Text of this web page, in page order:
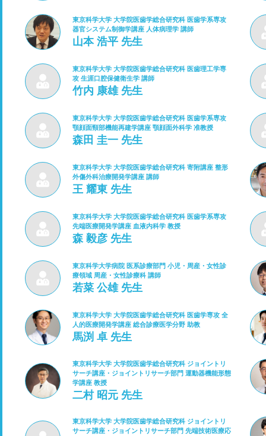
東京科学大学 大学院医歯学総合研究科 医歯学系専攻
器官システム制御学講座 人体病理学 講師
山本 浩平 先生
東京科学大学 大学院医歯学総合研究科 医歯理工学専
攻 生涯口腔保健衛生学 講師
竹内 康雄 先生
東京科学大学 大学院医歯学総合研究科 医歯学系専攻
顎顔面頸部機能再建学講座 顎顔面外科学 准教授
森田 圭一 先生
東京科学大学 大学院医歯学総合研究科 寄附講座 整形
外傷外科治療開発学講座 講師
王 耀東 先生
東京科学大学 大学院医歯学総合研究科 医歯学系専攻
先端医療開発学講座 血液内科学 教授
森 毅彦 先生
東京科学大学病院 医系診療部門 小児・周産・女性診
療領域 周産・女性診療科 講師
若菜 公雄 先生
東京科学大学 大学院医歯学総合研究科 医歯学専攻 全
人的医療開発学講座 総合診療医学分野 助教
馬渕 卓 先生
東京科学大学 大学院医歯学総合研究科 ジョイントリ
サーチ講座・ジョイントリサーチ部門 運動器機能形態
学講座 教授
二村 昭元 先生
東京科学大学 大学院医歯学総合研究科 ジョイントリ
サーチ講座・ジョイントリサーチ部門 先端技術医療応